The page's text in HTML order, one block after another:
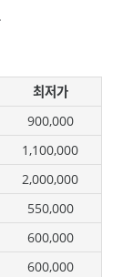
최저가
900,000
1,100,000
2,000,000
550,000
600,000
600,000